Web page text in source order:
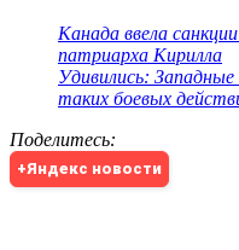
Канада ввела
патриарха Кирилла
Удивились: Западные
таких боевых
Поделитесь:
+Яндекс новости